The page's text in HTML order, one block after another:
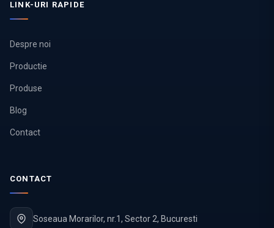
LINK-URI RAPIDE
Despre noi
Productie
Produse
Blog
Contact
CONTACT
Soseaua Morarilor, nr.1, Sector 2, Bucuresti